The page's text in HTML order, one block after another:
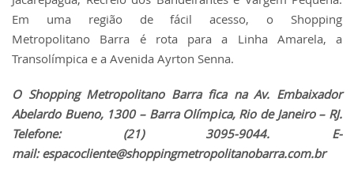
Em uma região de fácil acesso, o Shopping
Metropolitano Barra é rota para a Linha Amarela, a
Transolímpica e a Avenida Ayrton Senna.
O Shopping Metropolitano Barra fica na Av. Embaixador
Abelardo Bueno, 1300 – Barra Olímpica, Rio de Janeiro – RJ.
Telefone: (21) 3095-9044. E-
mail:espacocliente@shoppingmetropolitanobarra.com.br